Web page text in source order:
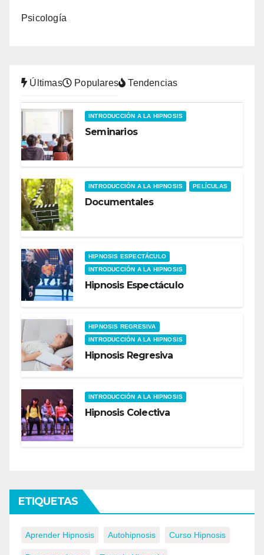
Psicología
Últimas Populares Tendencias
INTRODUCCIÓN A LA HIPNOSIS
Seminarios
INTRODUCCIÓN A LA HIPNOSIS PELÍCULAS
Documentales
HIPNOSIS ESPECTÁCULO
INTRODUCCIÓN A LA HIPNOSIS
Hipnosis Espectáculo
HIPNOSIS REGRESIVA
INTRODUCCIÓN A LA HIPNOSIS
Hipnosis Regresiva
INTRODUCCIÓN A LA HIPNOSIS
Hipnosis Colectiva
ETIQUETAS
Aprender Hipnosis Autohipnosis Curso Hipnosis